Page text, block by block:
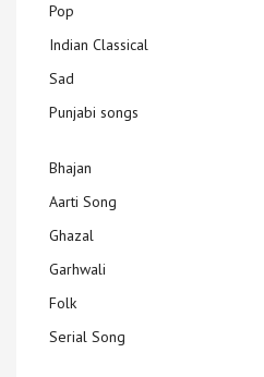
Pop
Indian Classical
Sad
Punjabi songs
Bhajan
Aarti Song
Ghazal
Garhwali
Folk
Serial Song